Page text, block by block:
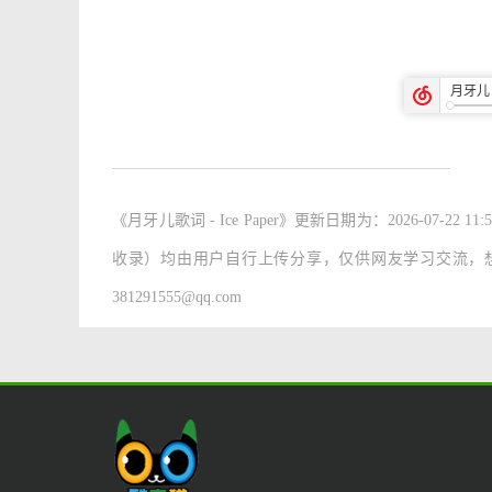
《月牙儿歌词 - Ice Paper》 更新日期为：2026-07-22
收录）均由用户自行上传分享，仅供网友学习交流，
381291555@qq.com